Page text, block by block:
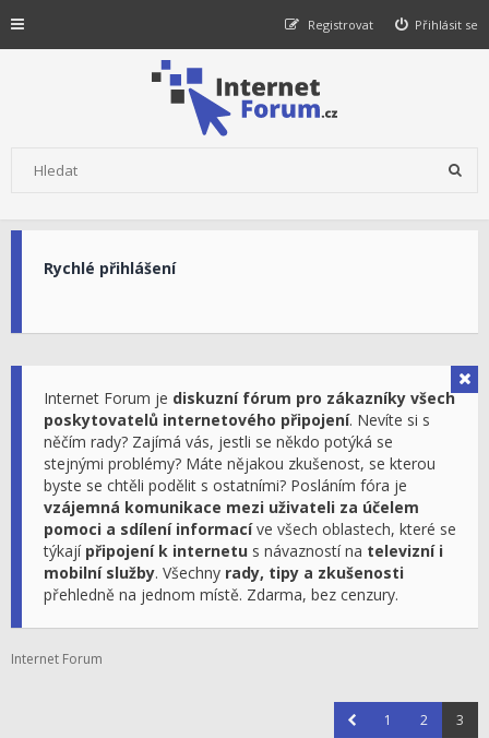
Přihlásit se
Registrovat
Rychlé přihlášení
Internet Forum je diskuzní fórum pro zákazníky všech
poskytovatelů internetového připojení. Nevíte si s
něčím rady? Zajímá vás, jestli se někdo potýká se
stejnými problémy? Máte nějakou zkušenost, se kterou
byste se chtěli podělit s ostatními? Posláním fóra je
vzájemná komunikace mezi uživateli za účelem
pomoci a sdílení informacíve všech oblastech, které se
týkají připojení k internetu s návazností na televizní i
mobilní služby. Všechny rady, tipy a zkušenosti
přehledně na jednom místě. Zdarma, bez cenzury.
Internet Forum
1 2 3